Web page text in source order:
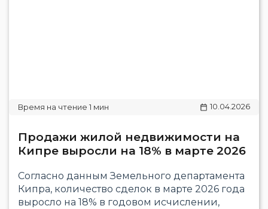
10.04.2026
Продажи жилой недвижимости на
Кипре выросли на 18% в марте 2026
Согласно данным Земельного департамента
Кипра, количество сделок в марте 2026 года
выросло на 18% в годовом исчислении,